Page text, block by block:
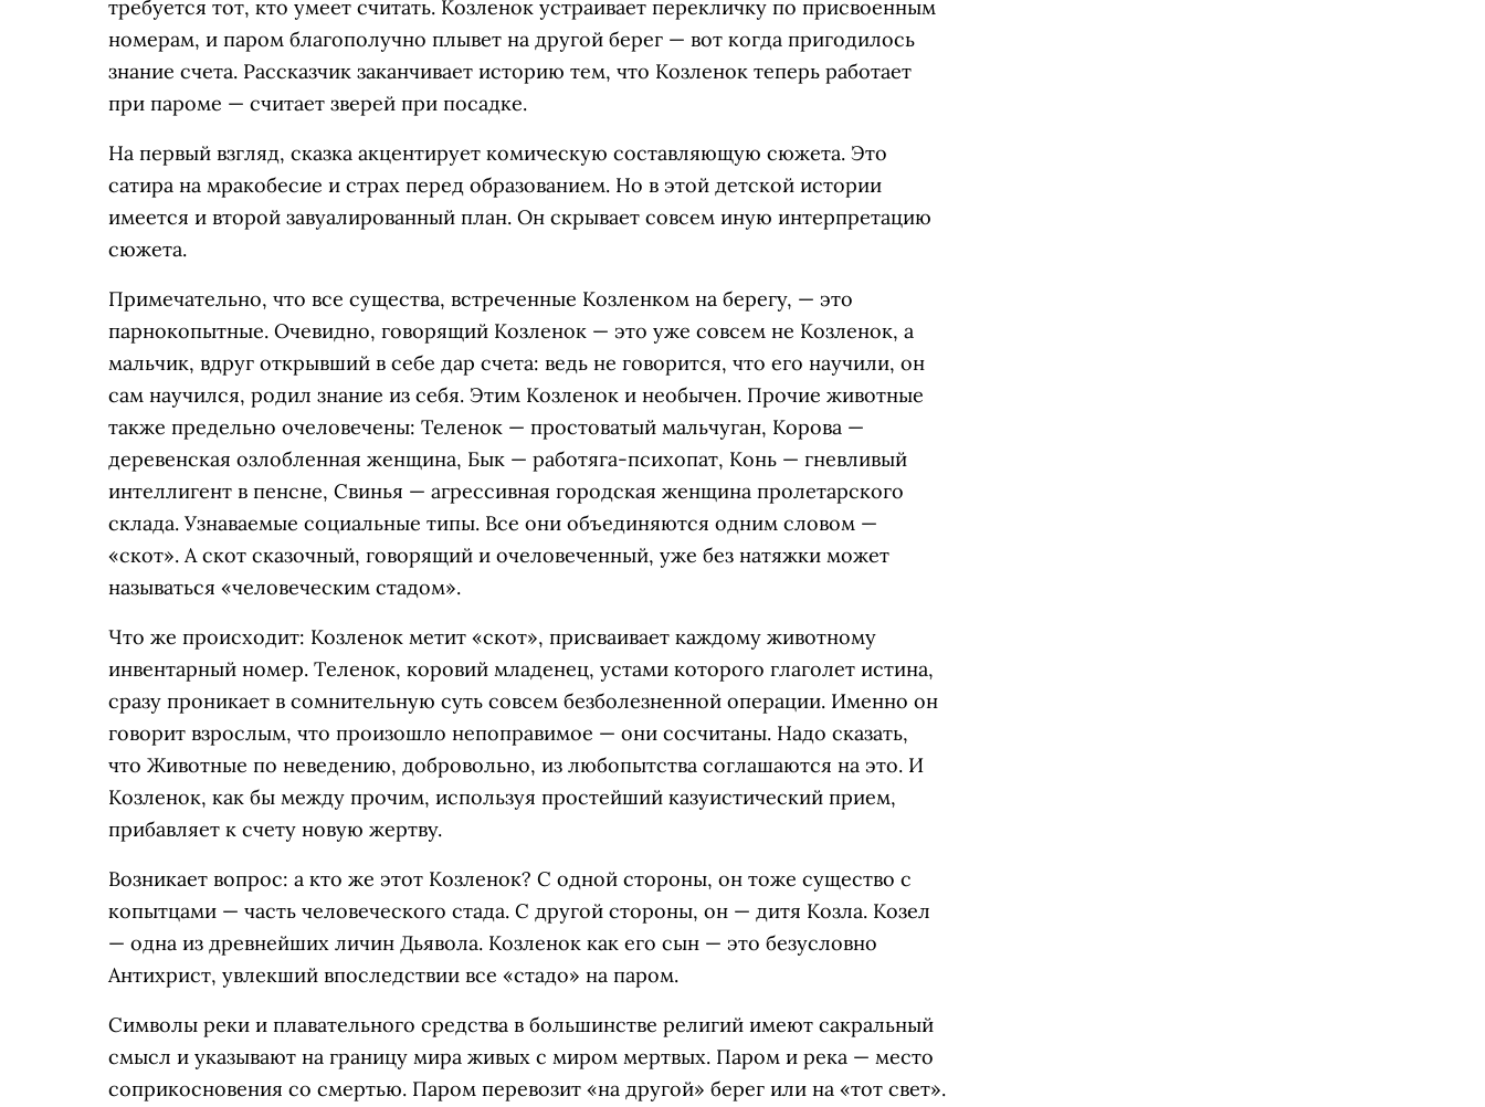
требуется тот, кто умеет считать. Козленок устраивает перекличку по присвоенным
номерам, и паром благополучно плывет на другой берег — вот когда пригодилось
знание счета. Рассказчик заканчивает историю тем, что Козленок теперь работает
при пароме — считает зверей при посадке.
На первый взгляд, сказка акцентирует комическую составляющую сюжета. Это
сатира на мракобесие и страх перед образованием. Но в этой детской истории
имеется и второй завуалированный план. Он скрывает совсем иную интерпретацию
сюжета.
Примечательно, что все существа, встреченные Козленком на берегу, — это
парнокопытные. Очевидно, говорящий Козленок — это уже совсем не Козленок, а
мальчик, вдруг открывший в себе дар счета: ведь не говорится, что его научили, он
сам научился, родил знание из себя. Этим Козленок и необычен. Прочие животные
также предельно очеловечены: Теленок — простоватый мальчуган, Корова —
деревенская озлобленная женщина, Бык — работяга-психопат, Конь — гневливый
интеллигент в пенсне, Свинья — агрессивная городская женщина пролетарского
склада. Узнаваемые социальные типы. Все они объединяются одним словом —
«скот». А скот сказочный, говорящий и очеловеченный, уже без натяжки может
называться «человеческим стадом».
Что же происходит: Козленок метит «скот», присваивает каждому животному
инвентарный номер. Теленок, коровий младенец, устами которого глаголет истина,
сразу проникает в сомнительную суть совсем безболезненной операции. Именно он
говорит взрослым, что произошло непоправимое — они сосчитаны. Надо сказать,
что Животные по неведению, добровольно, из любопытства соглашаются на это. И
Козленок, как бы между прочим, используя простейший казуистический прием,
прибавляет к счету новую жертву.
Возникает вопрос: а кто же этот Козленок? С одной стороны, он тоже существо с
копытцами — часть человеческого стада. С другой стороны, он — дитя Козла. Козел
— одна из древнейших личин Дьявола. Козленок как его сын — это безусловно
Антихрист, увлекший впоследствии все «стадо» на паром.
Символы реки и плавательного средства в большинстве религий имеют сакральный
смысл и указывают на границу мира живых с миром мертвых. Паром и река — место
соприкосновения со смертью. Паром перевозит «на другой» берег или на «тот свет».